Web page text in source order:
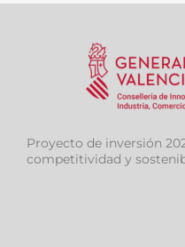
Proyecto de inversión
competitividad y